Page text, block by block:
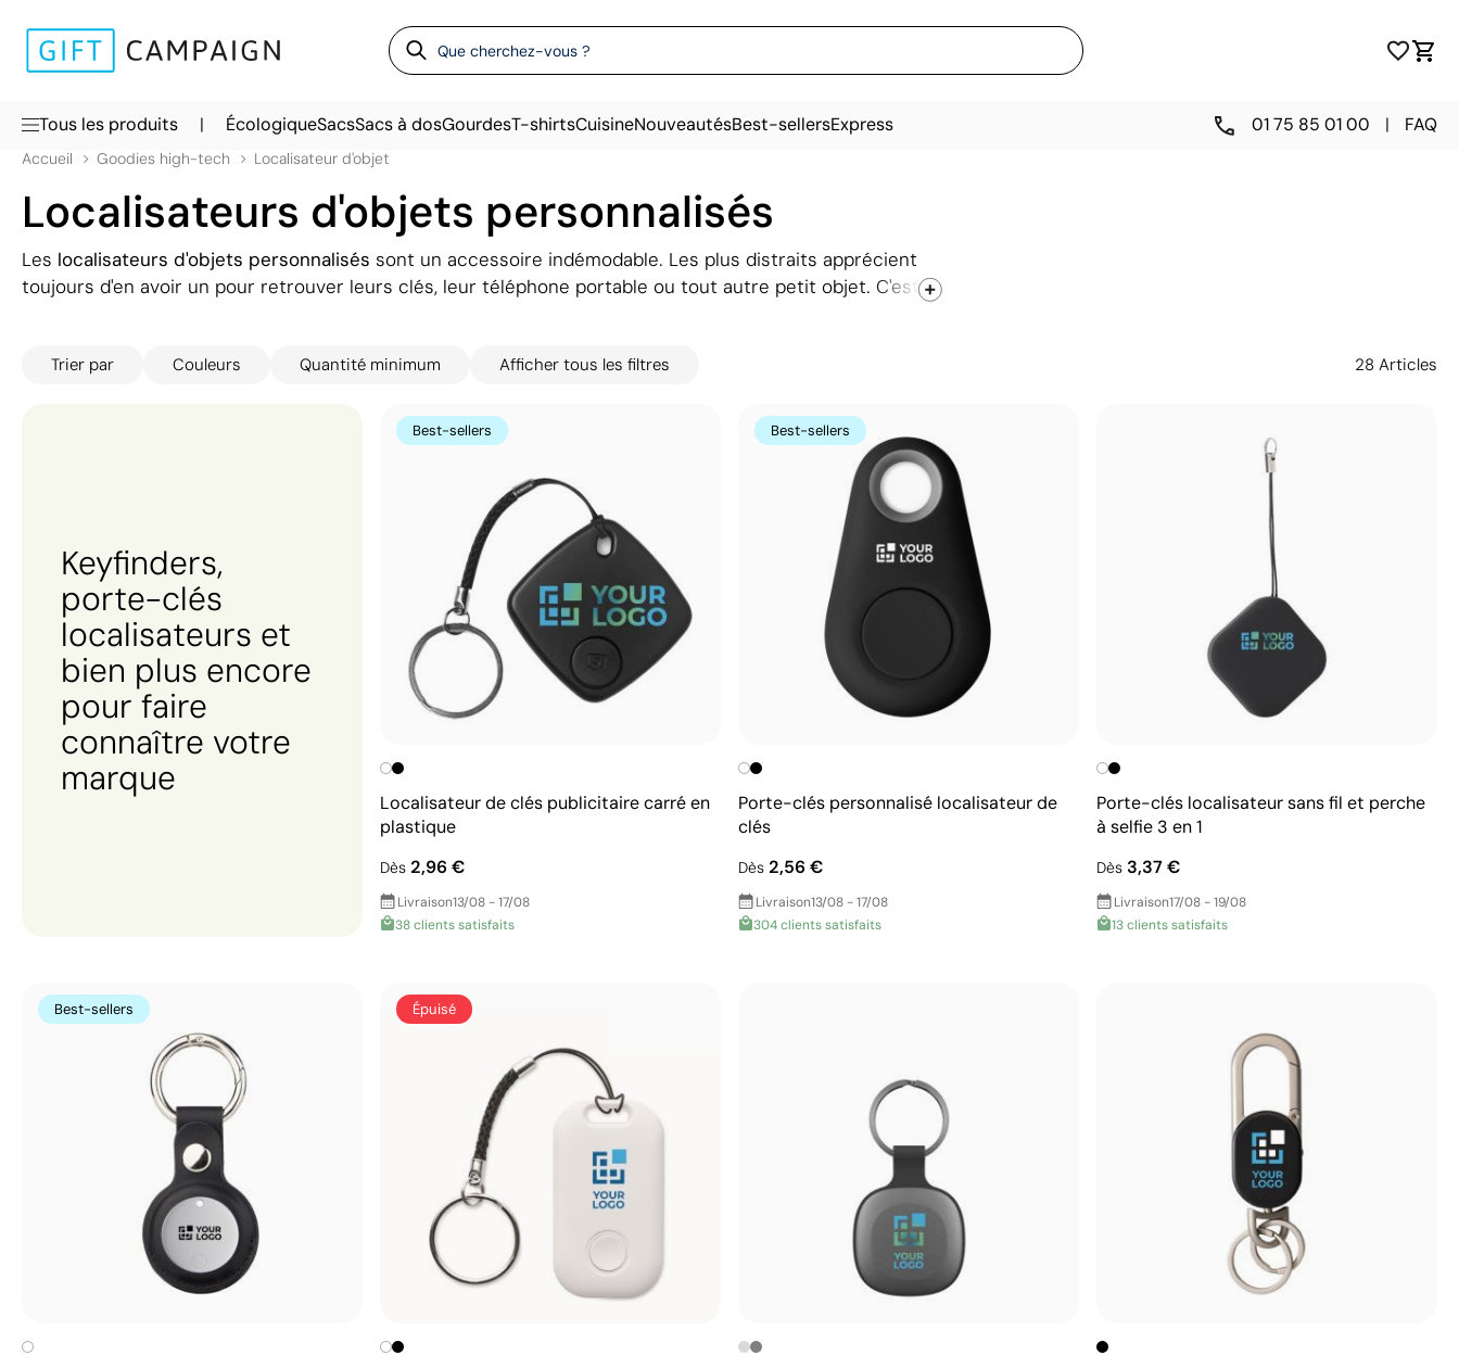
Tous les produits | ÉcologiqueSacsSacs à dosGourdesT-shirtsCuisineNouveautésBest-sellersExpress 01 75 85 01 00 | FAQ
Accueil Goodies high-tech Localisateur d'objet
Localisateurs d'objets personnalisés
Les localisateurs d'objets personnalisés sont un accessoire indémodable. Les plus distraits apprécient
toujours d'en avoir un pour retrouver leurs clés, leur téléphone portable ou tout autre petit objet. C'est
porte-clés, avec une carte, avec un cordon, des sonnettes de vélo... Choisissez votre modèle préféré et
Trier par Couleurs Quantité minimum Afficher tous les filtres 28 Articles
Keyfinders,
porte-clés
localisateurs et
bien plus encore
pour faire
connaître votre
marque
Best-sellers
Localisateur de clés publicitaire carré en
plastique
Dès 2,96 €
Livraison13/08 - 17/08
38 clients satisfaits
Best-sellers
Porte-clés personnalisé localisateur de
clés
Dès 2,56 €
Livraison13/08 - 17/08
304 clients satisfaits
Porte-clés localisateur sans fil et perche
à selfie 3 en 1
Dès 3,37 €
Livraison17/08 - 19/08
13 clients satisfaits
Best-sellers Épuisé